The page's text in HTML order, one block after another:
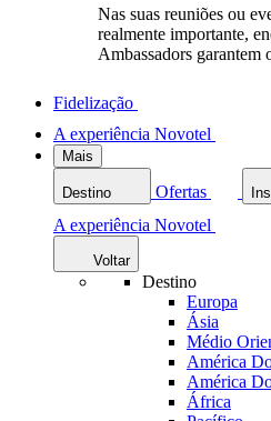
Nas suas reuniões ou
realmente importante,
Ambassadors garantem
Fidelização
A experiência Novotel
Mais
Destino Ofertas
A experiência Novotel
Voltar
Destino
Europa
Ásia
Médio
América
América
África